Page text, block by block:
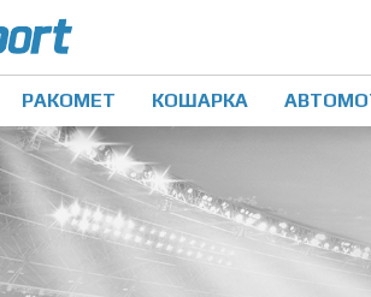
РАКОМЕТ КОШАРКА